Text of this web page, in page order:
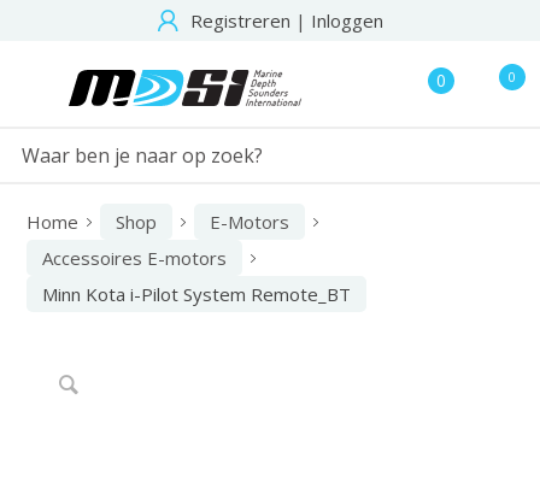
Registreren | Inloggen
0 0
Home Shop
E-Motors
Accessoires E-motors
Minn Kota i-Pilot System Remote_BT